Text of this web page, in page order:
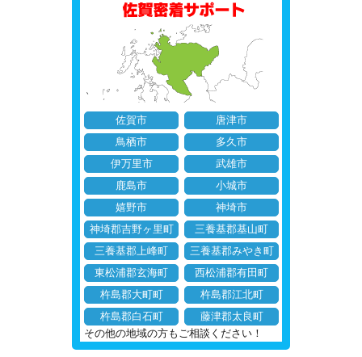
佐賀市
唐津市
鳥栖市
多久市
伊万里市
武雄市
鹿島市
小城市
嬉野市
神埼市
神埼郡吉野ヶ里町
三養基郡基山町
三養基郡上峰町
三養基郡みやき町
東松浦郡玄海町
西松浦郡有田町
杵島郡大町町
杵島郡江北町
杵島郡白石町
藤津郡太良町
その他の地域の方もご相談ください！